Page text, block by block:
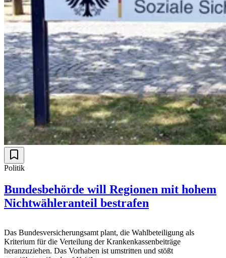
Politik
Bundesbehörde will Regionen mit hohem
Nichtwähleranteil bestrafen
Das Bundesversicherungsamt plant, die Wahlbeteiligung als
Kriterium für die Verteilung der Krankenkassenbeiträge
heranzuziehen. Das Vorhaben ist umstritten und stößt